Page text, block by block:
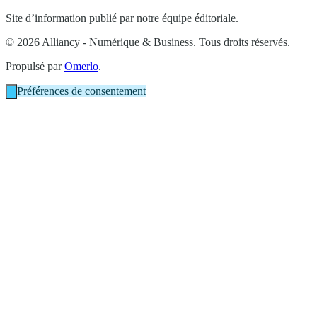
Site d’information publié par notre équipe éditoriale.
© 2026 Alliancy - Numérique & Business. Tous droits réservés.
Propulsé parOmerlo.
Préférences de consentement